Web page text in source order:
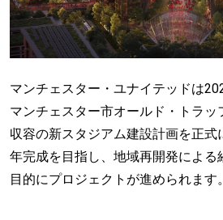
マンチェスター・ユナイテッドは
マンチェスター市オールド・トラ
収容の新スタジアム建設計画を正
年完成を目指し、地域再開発によ
目的にプロジェクトが進められます。